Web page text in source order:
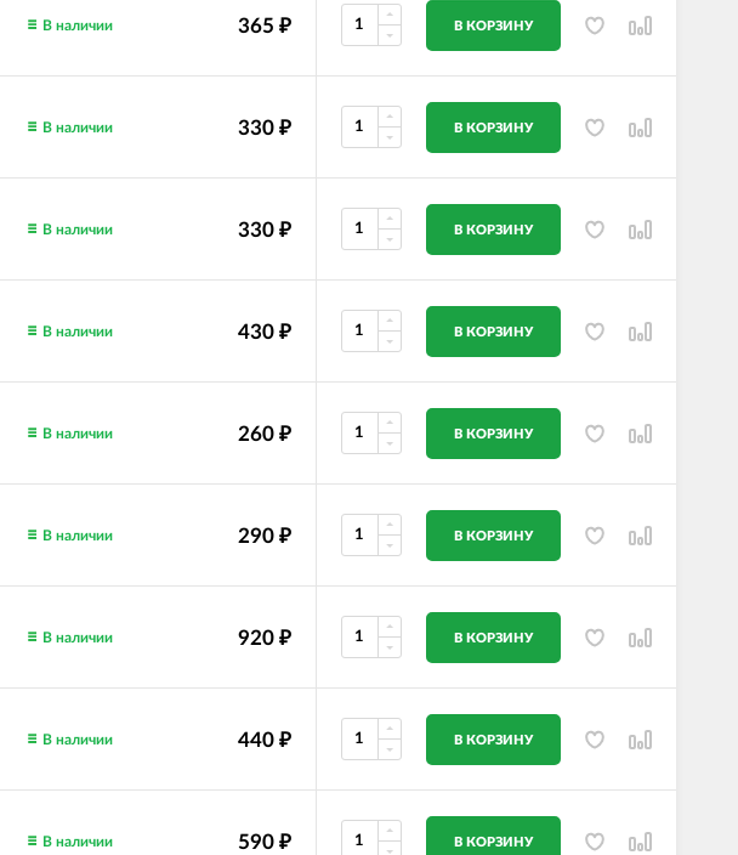
365 ₽
В наличии В КОРЗИНУ
330 ₽
В наличии В КОРЗИНУ
330 ₽
В наличии В КОРЗИНУ
430 ₽
В наличии В КОРЗИНУ
260 ₽
В наличии В КОРЗИНУ
290 ₽
В наличии В КОРЗИНУ
920 ₽
В наличии В КОРЗИНУ
440 ₽
В наличии В КОРЗИНУ
590 ₽
В наличии В КОРЗИНУ